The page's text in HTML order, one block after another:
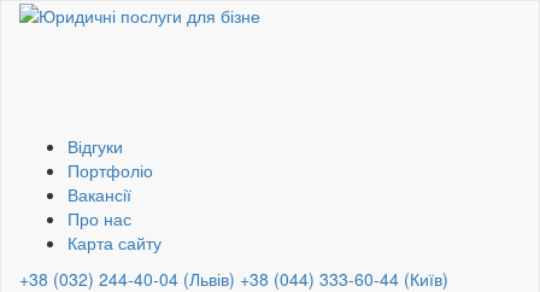
Відгуки
Портфоліо
Вакансії
Про нас
Карта сайту
+38 (032) 244-40-04 (Львів) +38 (044) 333-60-44 (Київ)